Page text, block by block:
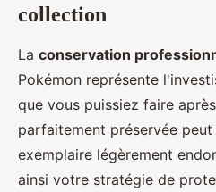
collection
La conservation
Pokémon représente
que vous puissiez faire
parfaitement préservée
exemplaire légèrement
ainsi votre stratégie de